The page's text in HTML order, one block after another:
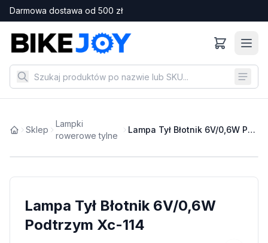
Darmowa dostawa od 500 zł
Sklep
Lampki
rowerowe tylne
Lampa Tył Błotnik 6V/0,6W Podtrzym Xc-114
Lampa Tył Błotnik 6V/0,6W
Podtrzym Xc-114